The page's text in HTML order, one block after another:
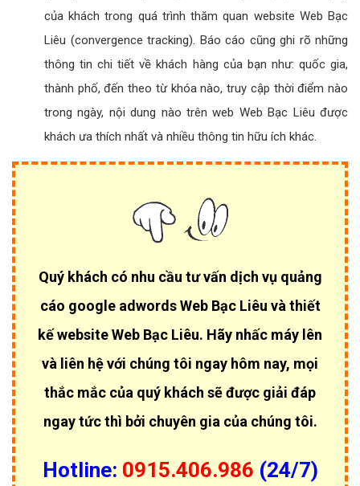
của khách trong quá trình thăm quan website Web Bạc
Liêu (convergence tracking). Báo cáo cũng ghi rõ những
thông tin chi tiết về khách hàng của bạn như: quốc gia,
thành phố, đến theo từ khóa nào, truy cập thời điểm nào
trong ngày, nội dung nào trên web Web Bạc Liêu được
khách ưa thích nhất và nhiều thông tin hữu ích khác.
Quý khách có nhu cầu tư vấn dịch vụ quảng
cáo google adwords Web Bạc Liêu và thiết
kế website Web Bạc Liêu. Hãy nhấc máy lên
và liên hệ với chúng tôi ngay hôm nay, mọi
thắc mắc của quý khách sẽ được giải đáp
ngay tức thì bởi chuyên gia của chúng tôi.
Hotline: 0915.406.986 (24/7)